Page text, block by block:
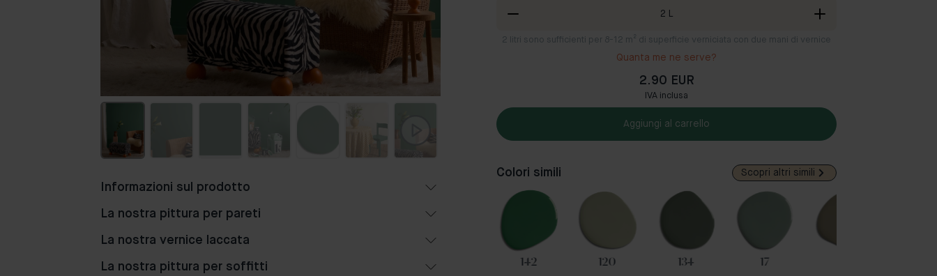
2 L
2 litri sono sufficienti per 8-12 m² di superficie verniciata con due mani di vernice
Quanta me ne serve?
2.90 EUR
IVA inclusa
Aggiungi al carrello
Colori simili Scopri altri simili
81 98 142 120 134 17
Informazioni sul prodotto
La nostra pittura per pareti
La nostra vernice laccata
La nostra pittura per soffitti